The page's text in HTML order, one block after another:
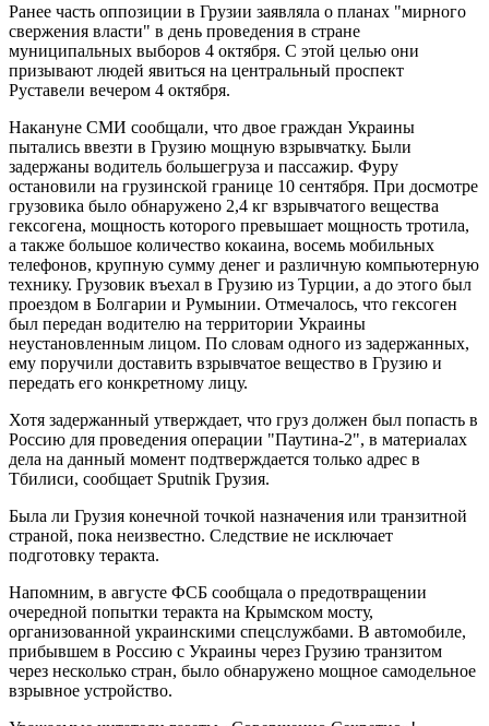
Ранее часть оппозиции в Грузии заявляла о планах "мирного
свержения власти" в день проведения в стране
муниципальных выборов 4 октября. С этой целью они
призывают людей явиться на центральный проспект
Руставели вечером 4 октября.
Накануне СМИ сообщали, что двое граждан Украины
пытались ввезти в Грузию мощную взрывчатку. Были
задержаны водитель большегруза и пассажир. Фуру
остановили на грузинской границе 10 сентября. При досмотре
грузовика было обнаружено 2,4 кг взрывчатого вещества
гексогена, мощность которого превышает мощность тротила,
а также большое количество кокаина, восемь мобильных
телефонов, крупную сумму денег и различную компьютерную
технику. Грузовик въехал в Грузию из Турции, а до этого был
проездом в Болгарии и Румынии. Отмечалось, что гексоген
был передан водителю на территории Украины
неустановленным лицом. По словам одного из задержанных,
ему поручили доставить взрывчатое вещество в Грузию и
передать его конкретному лицу.
Хотя задержанный утверждает, что груз должен был попасть в
Россию для проведения операции "Паутина-2", в материалах
дела на данный момент подтверждается только адрес в
Тбилиси, сообщает Sputnik Грузия.
Была ли Грузия конечной точкой назначения или транзитной
страной, пока неизвестно. Следствие не исключает
подготовку теракта.
Напомним, в августе ФСБ сообщала о предотвращении
очередной попытки теракта на Крымском мосту,
организованной украинскими спецслужбами. В автомобиле,
прибывшем в Россию с Украины через Грузию транзитом
через несколько стран, было обнаружено мощное самодельное
взрывное устройство.